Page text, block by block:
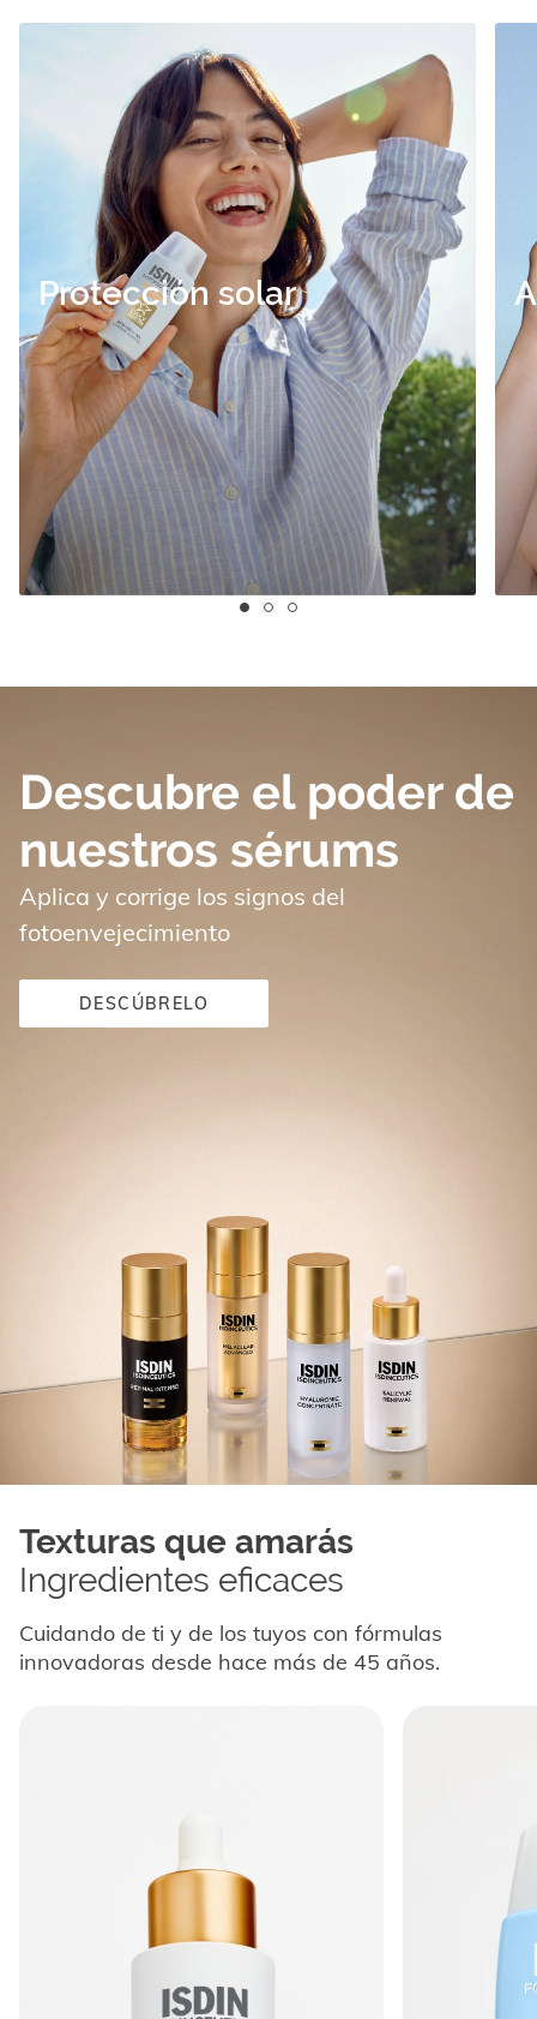
Protección solar
Descubre el poder de
nuestros sérums
Aplica y corrige los signos del
fotoenvejecimiento
DESCÚBRELO
Texturas que amarás
Ingredientes eficaces
Cuidando de ti y de los tuyos con fórmulas
innovadoras desde hace más de 45 años.